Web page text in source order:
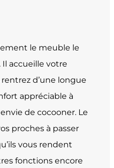
le meuble le
. Il accueille votre
d’une longue
appréciable à
de cocooner. Le
proches à passer
vous rendent
fonctions encore